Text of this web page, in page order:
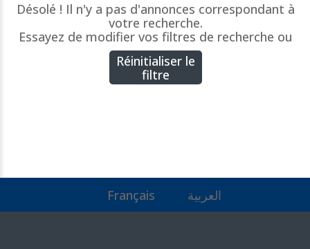
Désolé ! Il n'y a pas d'annonces correspondant à
votre recherche.
Essayez de modifier vos filtres de recherche ou
Réinitialiser le
filtre
Français العربية